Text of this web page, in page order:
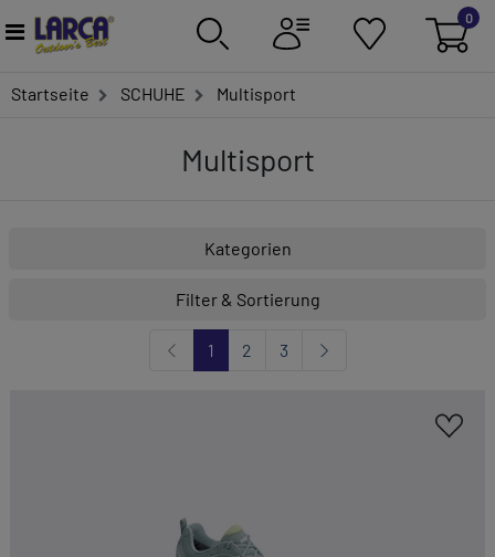
0
Startseite SCHUHE Multisport
Multisport
Kategorien
Filter & Sortierung
1 2 3